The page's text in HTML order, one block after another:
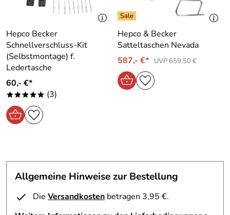
In der PDF Datei finden Sie weitere Informationen. Wenn
Sie Hilfe brauchen, so rufen Sie uns bitte an.
Hersteller: Hepco & Becker GmbH , An der Steinmauer 6
66955 Pirmasens Deutschland, www.hepco-becker.de
Verantwortliche Person: Hepco & Becker GmbH, An der
Hepco Becker
Schnellverschluss-Kit
(Selbstmontage) f.
Ledertasche
60,- €*
***** (3)
Hepco & Becker
Satteltaschen Nevada
587,- €*
UVP 659,50 €
Allgemeine Hinweise zur Bestellung
Die Versandkosten betragen 3,95 €.